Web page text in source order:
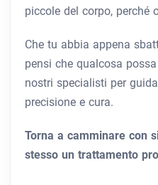
piccole del corpo, perché
Che tu abbia appena
pensi che qualcosa
nostri specialisti per
precisione e cura.
Torna a camminare con
stesso un trattamento